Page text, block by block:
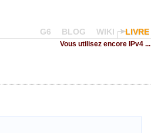
G6 BLOG WIKI LIVRE
Vous utilisez encore IPv4 ...